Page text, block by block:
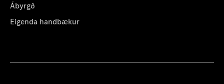
Ábyrgð
Eigenda handbækur